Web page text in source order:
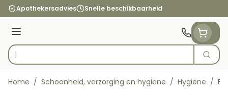
Ga naar de inhoud
Apothekersadvies Snelle beschikbaarheid
Menu
Product, merk, categorie...
Zoek
Home / Schoonheid, verzorging en hygiëne / Hygiëne /